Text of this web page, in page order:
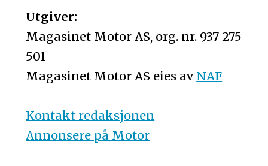
Utgiver:
Magasinet Motor AS, org. nr. 937 275
501
Magasinet Motor AS eies av NAF
Kontakt redaksjonen
Annonsere på Motor